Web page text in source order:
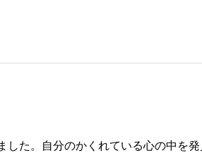
た。自分のかくれている心の中を発